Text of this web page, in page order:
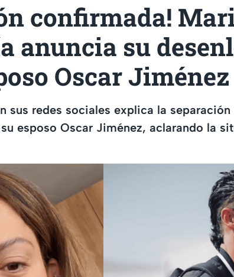
confirmada!
anuncia su
Oscar Jiménez
sus redes sociales explica la separación
esposo Oscar Jiménez, aclarando la